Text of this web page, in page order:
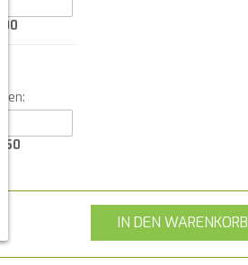
100
350
IN DEN WARENKORB